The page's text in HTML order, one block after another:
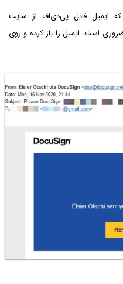
که ایمیل فایل پی‌دی‌اف از سایت